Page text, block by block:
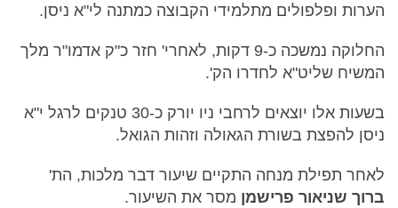
הערות ופלפולים מתלמידי הקבוצה כמתנה לי"א ניסן.
החלוקה נמשכה כ-9 דקות, לאחרי' חזר כ"ק אדמו"ר מלך
המשיח שליט"א לחדרו הק'.
בשעות אלו יוצאים לרחבי ניו יורק כ-30 טנקים לרגל י"א
ניסן להפצת בשורת הגאולה וזהות הגואל.
לאחר תפילת מנחה התקיים שיעור דבר מלכות, הת'
ברוך שניאור פרישמן מסר את השיעור.